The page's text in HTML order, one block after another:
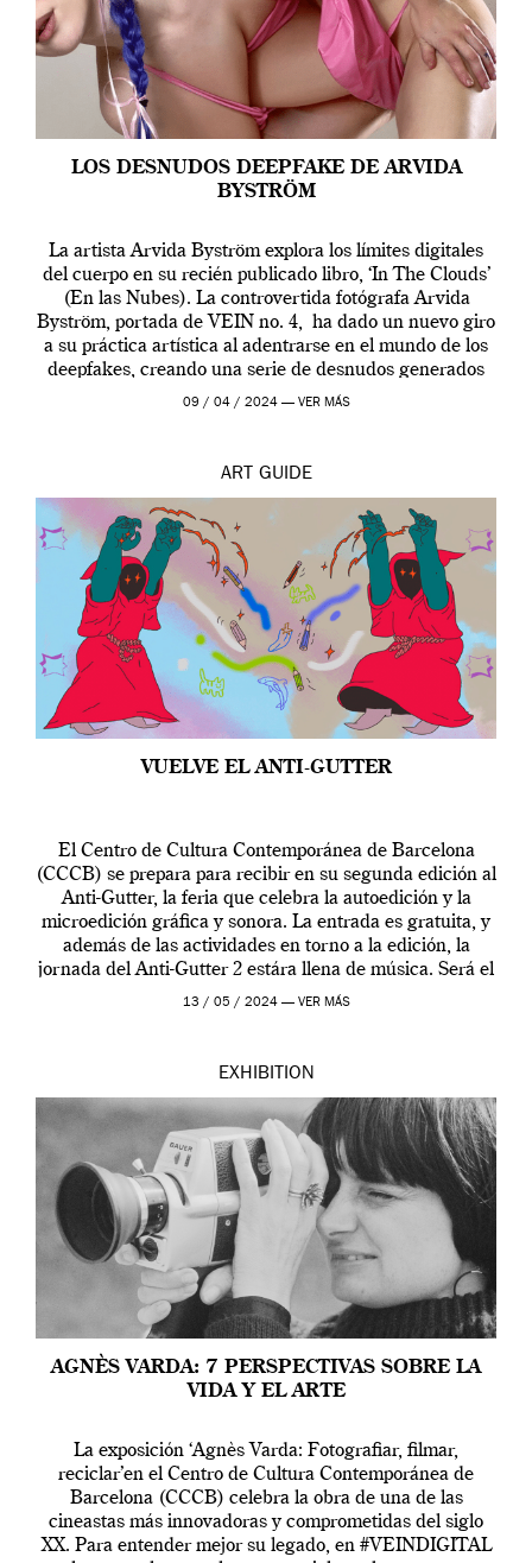
LOS DESNUDOS DEEPFAKE DE ARVIDA
BYSTRÖM
La artista Arvida Byström explora los límites digitales
del cuerpo en su recién publicado libro, ‘In The Clouds’
(En las Nubes). La controvertida fotógrafa Arvida
Byström, portada de VEIN no. 4, ha dado un nuevo giro
a su práctica artística al adentrarse en el mundo de los
deepfakes, creando una serie de desnudos generados
por […]
09 / 04 / 2024 — VER MÁS
ART GUIDE
VUELVE EL ANTI-GUTTER
El Centro de Cultura Contemporánea de Barcelona
(CCCB) se prepara para recibir en su segunda edición al
Anti-Gutter, la feria que celebra la autoedición y la
microedición gráfica y sonora. La entrada es gratuita, y
además de las actividades en torno a la edición, la
jornada del Anti-Gutter 2 estára llena de música. Será el
[…]
13 / 05 / 2024 — VER MÁS
EXHIBITION
AGNÈS VARDA: 7 PERSPECTIVAS SOBRE LA
VIDA Y EL ARTE
La exposición ‘Agnès Varda: Fotografiar, filmar,
reciclar’en el Centro de Cultura Contemporánea de
Barcelona (CCCB) celebra la obra de una de las
cineastas más innovadoras y comprometidas del siglo
XX. Para entender mejor su legado, en #VEINDIGITAL